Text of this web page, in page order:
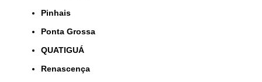
Pinhais
Ponta Grossa
QUATIGUÁ
Renascença